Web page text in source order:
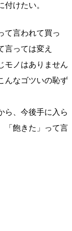
けたい。
て言われて買っ
言っては変え
モノはありません
んなゴツいの恥ず
ら、今後手に入ら
「飽きた」って言